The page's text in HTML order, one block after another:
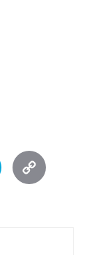
Hatena